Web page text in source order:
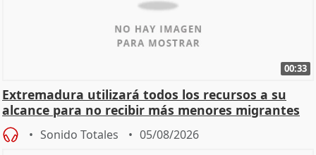
00:33
Extremadura utilizará todos los recursos a su
alcance para no recibir más menores migrantes
Sonido Totales 05/08/2026